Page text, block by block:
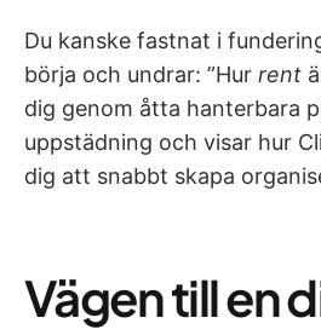
Du kanske fastnat i
börja och undrar: ”Hur rent
dig genom åtta hanterbara
uppstädning och visar hur
dig att snabbt skapa
Vägen till en